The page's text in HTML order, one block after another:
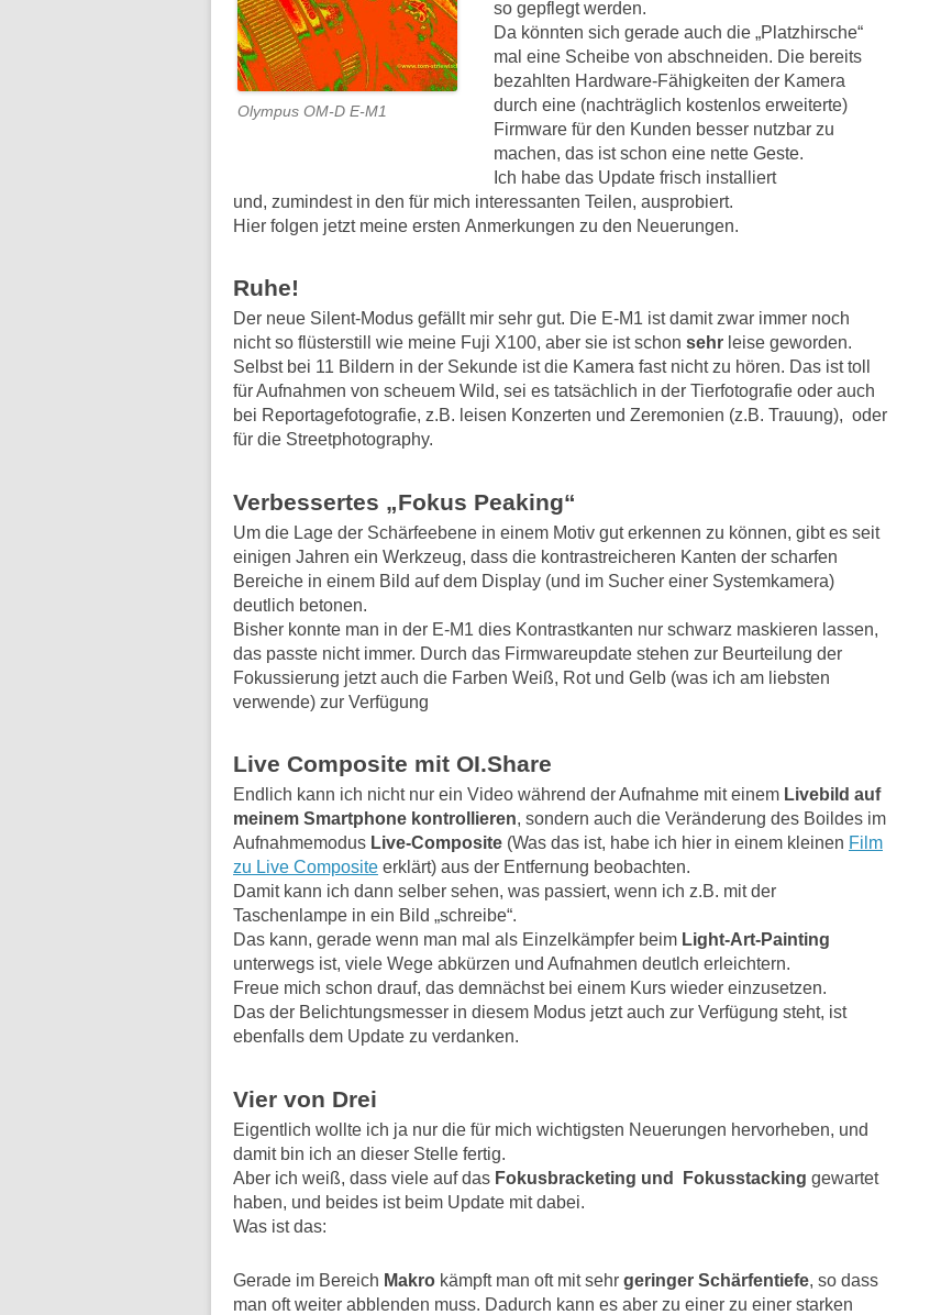
SOZIALE NETZWERKE
DIVERSES
Olympus OM-D E-M1
so gepflegt werden.
Da könnten sich gerade auch die „Platzhirsche“
mal eine Scheibe von abschneiden. Die bereits
bezahlten Hardware-Fähigkeiten der Kamera
durch eine (nachträglich kostenlos erweiterte)
Firmware für den Kunden besser nutzbar zu
machen, das ist schon eine nette Geste.
Ich habe das Update frisch installiert
und, zumindest in den für mich interessanten Teilen, ausprobiert.
Hier folgen jetzt meine ersten Anmerkungen zu den Neuerungen.
Ruhe!
Der neue Silent-Modus gefällt mir sehr gut. Die E-M1 ist damit zwar immer noch
nicht so flüsterstill wie meine Fuji X100, aber sie ist schon sehr leise geworden.
Selbst bei 11 Bildern in der Sekunde ist die Kamera fast nicht zu hören. Das ist toll
für Aufnahmen von scheuem Wild, sei es tatsächlich in der Tierfotografie oder auch
bei Reportagefotografie, z.B. leisen Konzerten und Zeremonien (z.B. Trauung), oder
für die Streetphotography.
Verbessertes „Fokus Peaking“
Um die Lage der Schärfeebene in einem Motiv gut erkennen zu können, gibt es seit
einigen Jahren ein Werkzeug, dass die kontrastreicheren Kanten der scharfen
Bereiche in einem Bild auf dem Display (und im Sucher einer Systemkamera)
deutlich betonen.
Bisher konnte man in der E-M1 dies Kontrastkanten nur schwarz maskieren lassen,
das passte nicht immer. Durch das Firmwareupdate stehen zur Beurteilung der
Fokussierung jetzt auch die Farben Weiß, Rot und Gelb (was ich am liebsten
verwende) zur Verfügung
Live Composite mit OI.Share
Endlich kann ich nicht nur ein Video während der Aufnahme mit einem Livebild auf
meinem Smartphone kontrollieren, sondern auch die Veränderung des Boildes im
Aufnahmemodus Live-Composite (Was das ist, habe ich hier in einem kleinen Film
zu Live Composite erklärt) aus der Entfernung beobachten.
Damit kann ich dann selber sehen, was passiert, wenn ich z.B. mit der
Taschenlampe in ein Bild „schreibe“.
Das kann, gerade wenn man mal als Einzelkämpfer beim Light-Art-Painting
unterwegs ist, viele Wege abkürzen und Aufnahmen deutlch erleichtern.
Freue mich schon drauf, das demnächst bei einem Kurs wieder einzusetzen.
Das der Belichtungsmesser in diesem Modus jetzt auch zur Verfügung steht, ist
ebenfalls dem Update zu verdanken.
Vier von Drei
Eigentlich wollte ich ja nur die für mich wichtigsten Neuerungen hervorheben, und
damit bin ich an dieser Stelle fertig.
Aber ich weiß, dass viele auf das Fokusbracketing und Fokusstacking gewartet
haben, und beides ist beim Update mit dabei.
Was ist das:
Gerade im Bereich Makro kämpft man oft mit sehr geringer Schärfentiefe, so dass
man oft weiter abblenden muss. Dadurch kann es aber zu einer zu einer starken